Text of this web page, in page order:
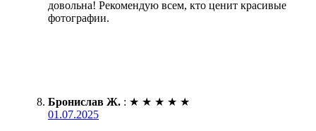
довольна! Рекомендую всем, кто ценит красивые
фотографии.
Бронислав Ж. : ★ ★ ★ ★ ★
01.07.2025